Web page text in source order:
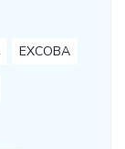
EXCOBA